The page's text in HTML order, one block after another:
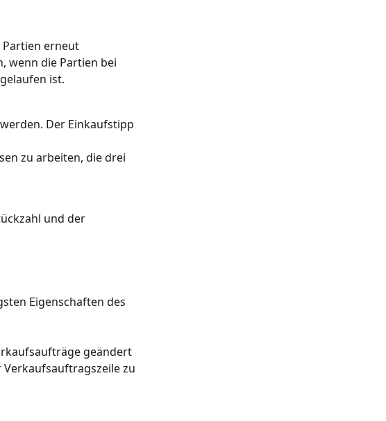
erneut
wenn die Partien bei
ist.
Der Einkaufstipp
zu arbeiten, die drei
und der
Eigenschaften des
geändert
zu